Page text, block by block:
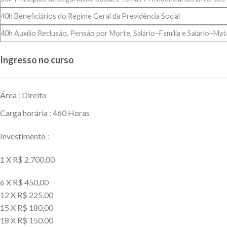
40h Beneficiários do Regime Geral da Previdência Social
40h Auxílio Reclusão, Pensão por Morte, Salário–Família e
Ingresso no curso
Área : Direito
Carga horária : 460 Horas
Investimento :
1 X R$ 2.700,00
6 X R$ 450,00
12 X R$ 225,00
15 X R$ 180,00
18 X R$ 150,00